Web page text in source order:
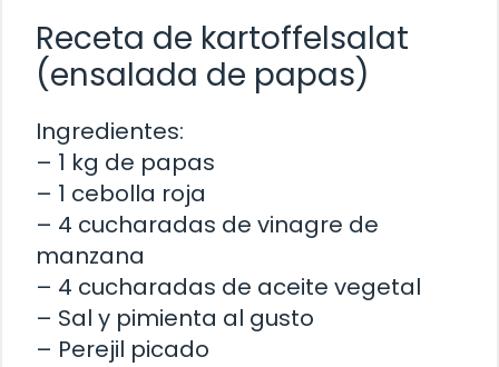
Receta de kartoffelsalat
(ensalada de papas)
Ingredientes:
– 1 kg de papas
– 1 cebolla roja
– 4 cucharadas de vinagre de
manzana
– 4 cucharadas de aceite vegetal
– Sal y pimienta al gusto
– Perejil picado